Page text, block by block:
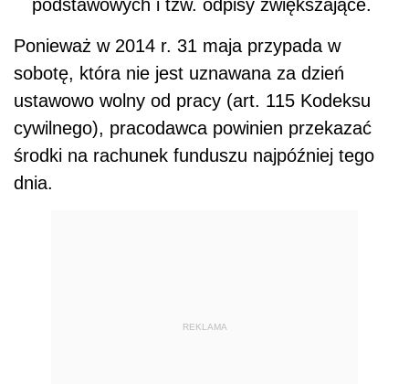
podstawowych i tzw. odpisy zwiększające.
Ponieważ w 2014 r. 31 maja przypada w
sobotę, która nie jest uznawana za dzień
ustawowo wolny od pracy (art. 115 Kodeksu
cywilnego), pracodawca powinien przekazać
środki na rachunek funduszu najpóźniej tego
dnia.
REKLAMA